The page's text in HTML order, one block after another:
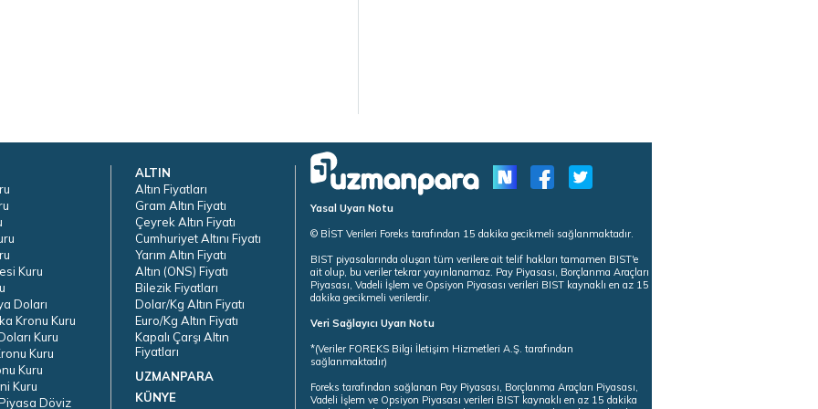
Kuru
Doları
Kronu Kuru
Kuru
Kuru
Kuru
Kuru
Döviz
ALTIN
Altın Fiyatları
Gram Altın Fiyatı
Çeyrek Altın Fiyatı
Cumhuriyet Altını Fiyatı
Yarım Altın Fiyatı
Altın (ONS) Fiyatı
Bilezik Fiyatları
Dolar/Kg Altın Fiyatı
Euro/Kg Altın Fiyatı
Kapalı Çarşı Altın
Fiyatları
UZMANPARA
KÜNYE
Yasal Uyarı Notu
© BİST Verileri Foreks tarafından 15 dakika gecikmeli sağlanmaktadır.
BIST piyasalarında oluşan tüm verilere ait telif hakları tamamen BIST'e
ait olup, bu veriler tekrar yayınlanamaz. Pay Piyasası, Borçlanma Araçları
Piyasası, Vadeli İşlem ve Opsiyon Piyasası verileri BIST kaynaklı en az 15
dakika gecikmeli verilerdir.
Veri Sağlayıcı Uyarı Notu
*(Veriler FOREKS Bilgi İletişim Hizmetleri A.Ş. tarafından
sağlanmaktadır)
Foreks tarafından sağlanan Pay Piyasası, Borçlanma Araçları Piyasası,
Vadeli İşlem ve Opsiyon Piyasası verileri BIST kaynaklı en az 15 dakika